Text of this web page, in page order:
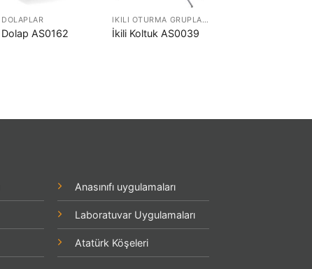
DOLAPLAR
Dolap AS0162
İKILI OTURMA GRUPLARI
İkili Koltuk AS0039
Anasınıfı uygulamaları
Laboratuvar Uygulamaları
Atatürk Köşeleri